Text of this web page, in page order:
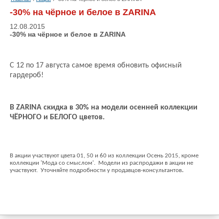
-30% на чёрное и белое в ZARINA
12.08.2015
-30% на чёрное и белое в ZARINA
С 12 по 17 августа самое время обновить офисный
гардероб!
В ZARINA скидка в 30% на модели осенней коллекции
ЧЁРНОГО и БЕЛОГО цветов.
В акции участвуют цвета 01, 50 и 60 из коллекции Осень 2015, кроме
коллекции 'Мода со смыслом'. Модели из распродажи в акции не
участвуют. Уточняйте подробности у продавцов-консультантов.